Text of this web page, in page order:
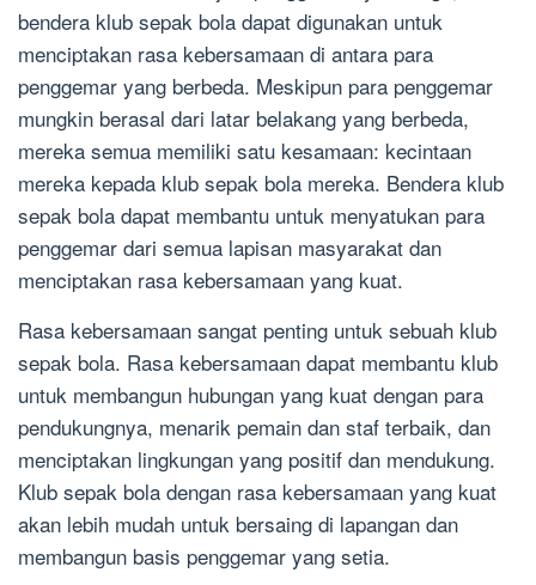
bendera klub sepak bola dapat digunakan untuk
menciptakan rasa kebersamaan di antara para
penggemar yang berbeda. Meskipun para penggemar
mungkin berasal dari latar belakang yang berbeda,
mereka semua memiliki satu kesamaan: kecintaan
mereka kepada klub sepak bola mereka. Bendera klub
sepak bola dapat membantu untuk menyatukan para
penggemar dari semua lapisan masyarakat dan
menciptakan rasa kebersamaan yang kuat.
Rasa kebersamaan sangat penting untuk sebuah klub
sepak bola. Rasa kebersamaan dapat membantu klub
untuk membangun hubungan yang kuat dengan para
pendukungnya, menarik pemain dan staf terbaik, dan
menciptakan lingkungan yang positif dan mendukung.
Klub sepak bola dengan rasa kebersamaan yang kuat
akan lebih mudah untuk bersaing di lapangan dan
membangun basis penggemar yang setia.